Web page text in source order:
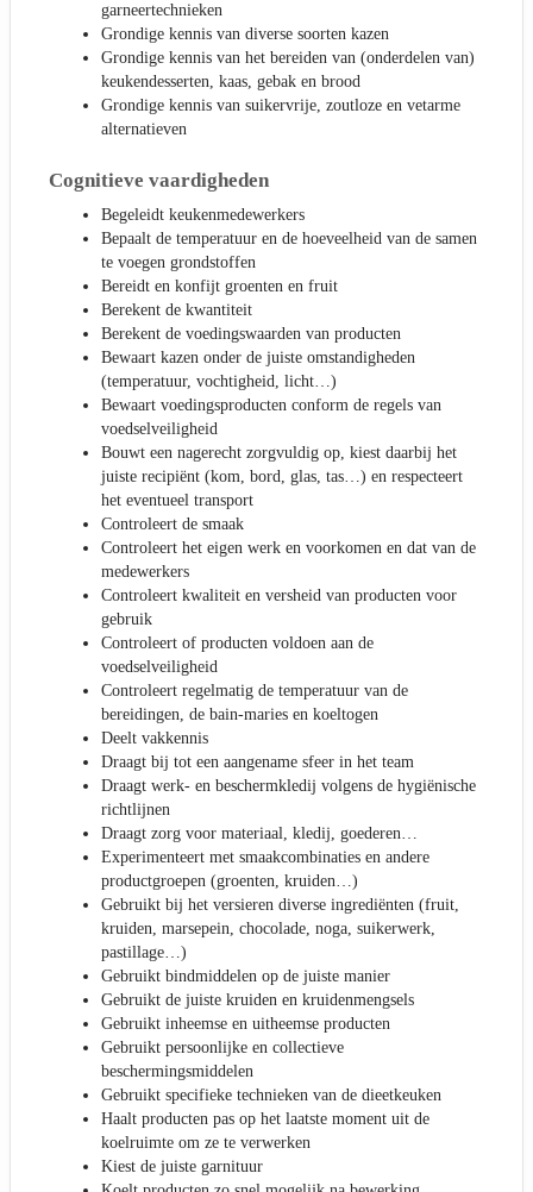
garneertechnieken
Grondige kennis van diverse soorten kazen
Grondige kennis van het bereiden van (onderdelen van)
keukendesserten, kaas, gebak en brood
Grondige kennis van suikervrije, zoutloze en vetarme
alternatieven
Cognitieve vaardigheden
Begeleidt keukenmedewerkers
Bepaalt de temperatuur en de hoeveelheid van de samen
te voegen grondstoffen
Bereidt en konfijt groenten en fruit
Berekent de kwantiteit
Berekent de voedingswaarden van producten
Bewaart kazen onder de juiste omstandigheden
(temperatuur, vochtigheid, licht…)
Bewaart voedingsproducten conform de regels van
voedselveiligheid
Bouwt een nagerecht zorgvuldig op, kiest daarbij het
juiste recipiënt (kom, bord, glas, tas…) en respecteert
het eventueel transport
Controleert de smaak
Controleert het eigen werk en voorkomen en dat van de
medewerkers
Controleert kwaliteit en versheid van producten voor
gebruik
Controleert of producten voldoen aan de
voedselveiligheid
Controleert regelmatig de temperatuur van de
bereidingen, de bain-maries en koeltogen
Deelt vakkennis
Draagt bij tot een aangename sfeer in het team
Draagt werk- en beschermkledij volgens de hygiënische
richtlijnen
Draagt zorg voor materiaal, kledij, goederen…
Experimenteert met smaakcombinaties en andere
productgroepen (groenten, kruiden…)
Gebruikt bij het versieren diverse ingrediënten (fruit,
kruiden, marsepein, chocolade, noga, suikerwerk,
pastillage…)
Gebruikt bindmiddelen op de juiste manier
Gebruikt de juiste kruiden en kruidenmengsels
Gebruikt inheemse en uitheemse producten
Gebruikt persoonlijke en collectieve
beschermingsmiddelen
Gebruikt specifieke technieken van de dieetkeuken
Haalt producten pas op het laatste moment uit de
koelruimte om ze te verwerken
Kiest de juiste garnituur